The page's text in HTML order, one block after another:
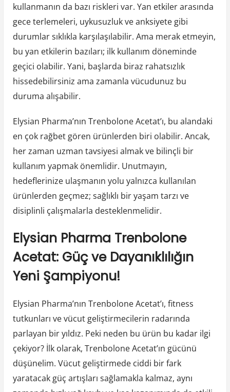
kullanmanın da bazı riskleri var. Yan etkiler arasında
gece terlemeleri, uykusuzluk ve anksiyete gibi
durumlar sıklıkla karşılaşılabilir. Ama merak etmeyin,
bu yan etkilerin bazıları; ilk kullanım döneminde
geçici olabilir. Yani, başlarda biraz rahatsızlık
hissedebilirsiniz ama zamanla vücudunuz bu
duruma alışabilir.
Elysian Pharma’nın Trenbolone Acetat’ı, bu alandaki
en çok rağbet gören ürünlerden biri olabilir. Ancak,
her zaman uzman tavsiyesi almak ve bilinçli bir
kullanım yapmak önemlidir. Unutmayın,
hedeflerinize ulaşmanın yolu yalnızca kullanılan
ürünlerden geçmez; sağlıklı bir yaşam tarzı ve
disiplinli çalışmalarla desteklenmelidir.
Elysian Pharma Trenbolone
Acetat: Güç ve Dayanıklılığın
Yeni Şampiyonu!
Elysian Pharma’nın Trenbolone Acetat’ı, fitness
tutkunları ve vücut geliştirmecilerin radarında
parlayan bir yıldız. Peki neden bu ürün bu kadar ilgi
çekiyor? İlk olarak, Trenbolone Acetat’ın gücünü
düşünelim. Vücut geliştirmede ciddi bir fark
yaratacak güç artışları sağlamakla kalmaz, aynı